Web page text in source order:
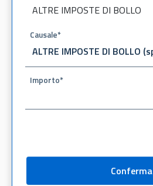
ALTRE IMPOSTE DI BOLLO
Causale*
Importo*
Conferma